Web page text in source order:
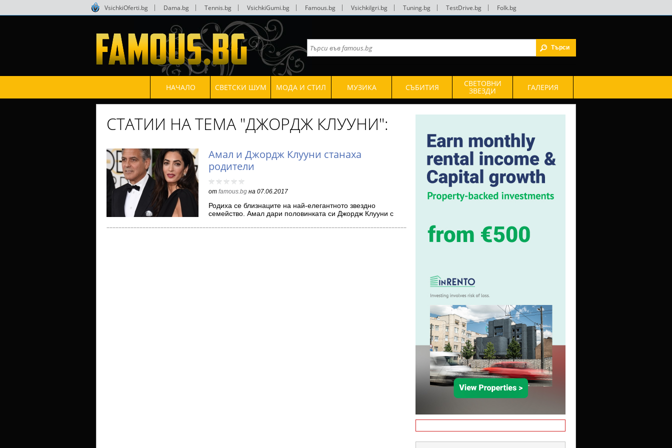
VsichkiOferti.bg Dama.bg Tennis.bg VsichkiGumi.bg Famous.bg VsichkiIgri.bg Tuning.bg TestDrive.bg Folk.bg
НАЧАЛО СВЕТСКИ ШУМ МОДА И СТИЛ МУЗИКА СЪБИТИЯ СВЕТОВНИ
ЗВЕЗДИ ГАЛЕРИЯ
СТАТИИ НА ТЕМА "ДЖОРДЖ КЛУУНИ":
Амал и Джордж Клууни станаха
родители
от famous.bg на 07.06.2017
Родиха се близнаците на най-елегантното звездно
семейство. Амал дари половинката си Джордж Клууни с